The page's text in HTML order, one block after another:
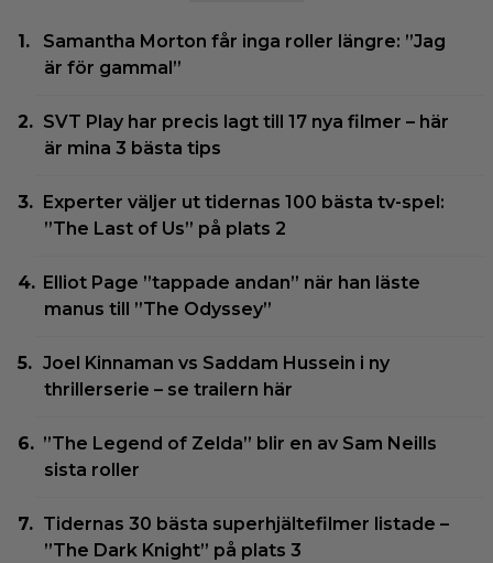
Samantha Morton får inga roller längre: ”Jag
är för gammal”
SVT Play har precis lagt till 17 nya filmer – här
är mina 3 bästa tips
Experter väljer ut tidernas 100 bästa tv-spel:
”The Last of Us” på plats 2
Elliot Page ”tappade andan” när han läste
manus till ”The Odyssey”
Joel Kinnaman vs Saddam Hussein i ny
thrillerserie – se trailern här
”The Legend of Zelda” blir en av Sam Neills
sista roller
Tidernas 30 bästa superhjältefilmer listade –
”The Dark Knight” på plats 3